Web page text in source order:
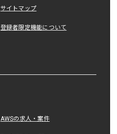
サイトマップ
登録者限定機能について
AWSの求人・案件